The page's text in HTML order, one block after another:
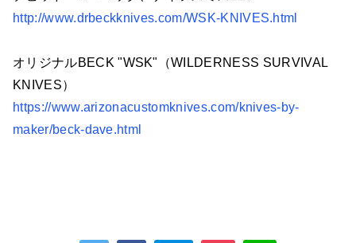
http://www.drbeckknives.com/WSK-KNIVES.html
オリジナルBECK "WSK"（WILDERNESS SURVIVAL
KNIVES）
https://www.arizonacustomknives.com/knives-by-
maker/beck-dave.html